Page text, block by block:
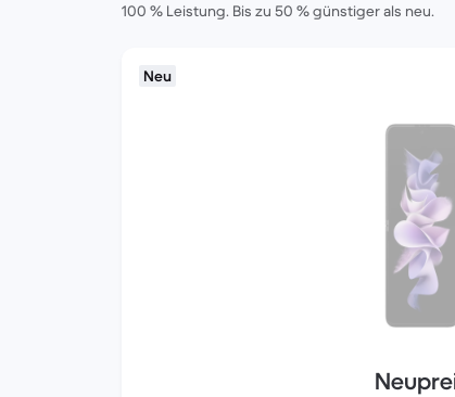
100 % Leistung. Bis zu 50 % günstiger als neu.
Neu